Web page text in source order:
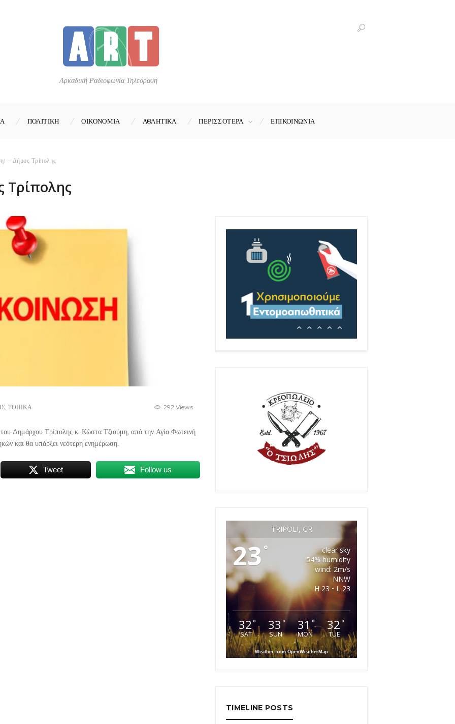
Αρκαδική Ραδιοφωνία Τηλεόραση
ΠΟΛΙΤΙΚΗ ΟΙΚΟΝΟΜΙΑ ΑΘΛΗΤΙΚΑ ΠΕΡΙΣΣΟΤΕΡΑ ΕΠΙΚΟΙΝΩΝΊΑ
– Δήμος Τρίπολης
Τρίπολης
, ΤΟΠΙΚΑ 292 Views
Δημάρχου Τρίπολης κ. Κώστα Τζιούμη, από την Αγία Φωτεινή
και θα υπάρξει νεότερη ενημέρωση.
Tweet Follow us
TRIPOLI, GR
23 °
clear sky
54% humidity
wind: 2m/s
NNW
H 23 • L 23
32°
SAT
33°
SUN
31°
MON
32°
TUE
Weather from OpenWeatherMap
TIMELINE POSTS